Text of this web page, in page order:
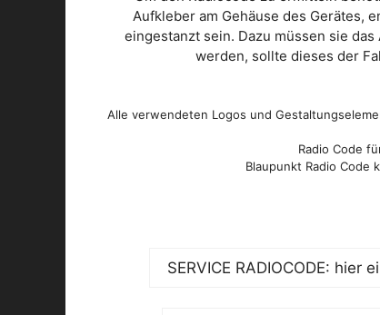
Aufkleber am Gehäuse des Gerätes,
eingestanzt sein. Dazu müssen sie
werden, sollte dieses der
Alle verwendeten Logos und
Radio Code
Blaupunkt Radio Code